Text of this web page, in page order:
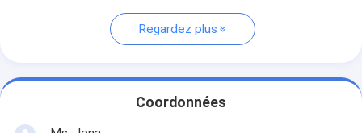
Regardez plus
Coordonnées